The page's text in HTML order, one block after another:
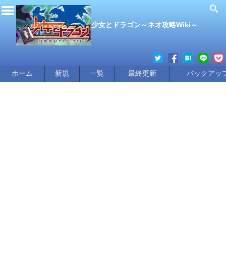
少女とドラゴン～ネオ攻略Wiki～
ホーム 新規 一覧 最終更新 バックアッ